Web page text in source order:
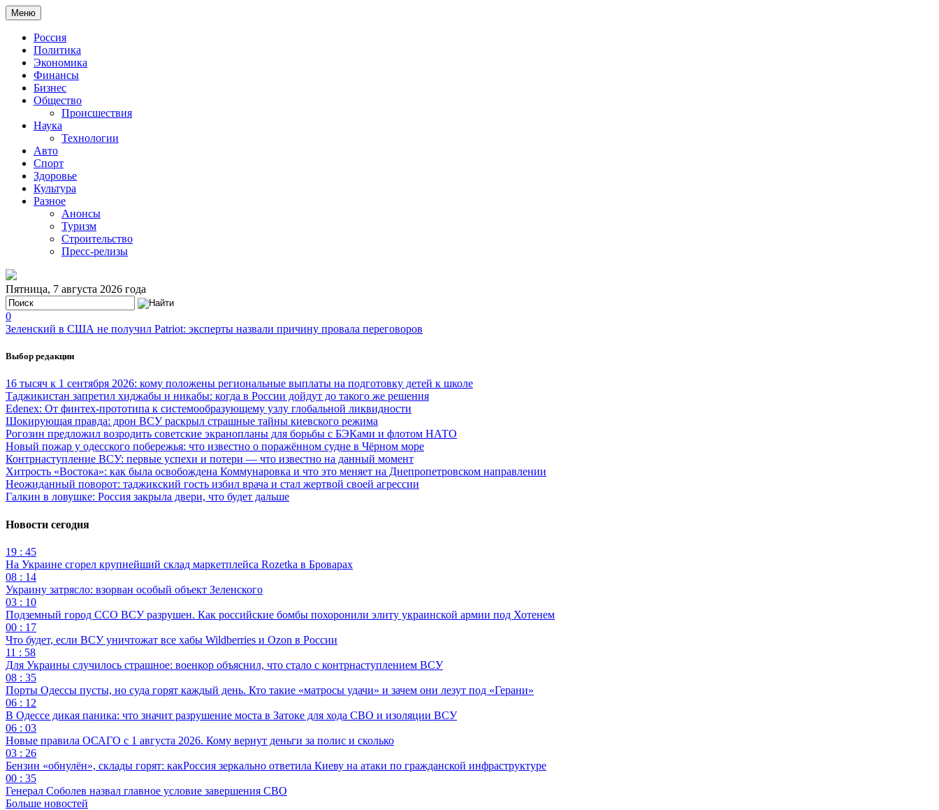
Меню
Россия
Политика
Экономика
Финансы
Бизнес
Общество
Происшествия
Наука
Технологии
Авто
Спорт
Здоровье
Культура
Разное
Анонсы
Туризм
Строительство
Пресс-релизы
Пятница, 7 августа 2026 года
0
Зеленский в США не получил Patriot: эксперты назвали причину провала переговоров
Выбор редакции
16 тысяч к 1 сентября 2026: кому положены региональные выплаты на подготовку детей к школе
Таджикистан запретил хиджабы и никабы: когда в России дойдут до такого же решения
Edenex: От финтех-прототипа к системообразующему узлу глобальной ликвидности
Шокирующая правда: дрон ВСУ раскрыл страшные тайны киевского режима
Рогозин предложил возродить советские экранопланы для борьбы с БЭКами и флотом НАТО
Новый пожар у одесского побережья: что известно о поражённом судне в Чёрном море
Контрнаступление ВСУ: первые успехи и потери — что известно на данный момент
Хитрость «Востока»: как была освобождена Коммунаровка и что это меняет на Днепропетровском направлении
Неожиданный поворот: таджикский гость избил врача и стал жертвой своей агрессии
Галкин в ловушке: Россия закрыла двери, что будет дальше
Новости сегодня
19 : 45
На Украине сгорел крупнейший склад маркетплейса Rozetka в Броварах
08 : 14
Украину затрясло: взорван особый объект Зеленского
03 : 10
Подземный город ССО ВСУ разрушен. Как российские бомбы похоронили элиту украинской армии под Хотенем
00 : 17
Что будет, если ВСУ уничтожат все хабы Wildberries и Ozon в России
11 : 58
Для Украины случилось страшное: военкор объяснил, что стало с контрнаступлением ВСУ
08 : 35
Порты Одессы пусты, но суда горят каждый день. Кто такие «матросы удачи» и зачем они лезут под «Герани»
06 : 12
В Одессе дикая паника: что значит разрушение моста в Затоке для хода СВО и изоляции ВСУ
06 : 03
Новые правила ОСАГО с 1 августа 2026. Кому вернут деньги за полис и сколько
03 : 26
Бензин «обнулён», склады горят: какРоссия зеркально ответила Киеву на атаки по гражданской инфраструктуре
00 : 35
Генерал Соболев назвал главное условие завершения СВО
Больше новостей